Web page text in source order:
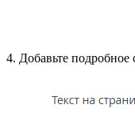
4. Добавьте подробное